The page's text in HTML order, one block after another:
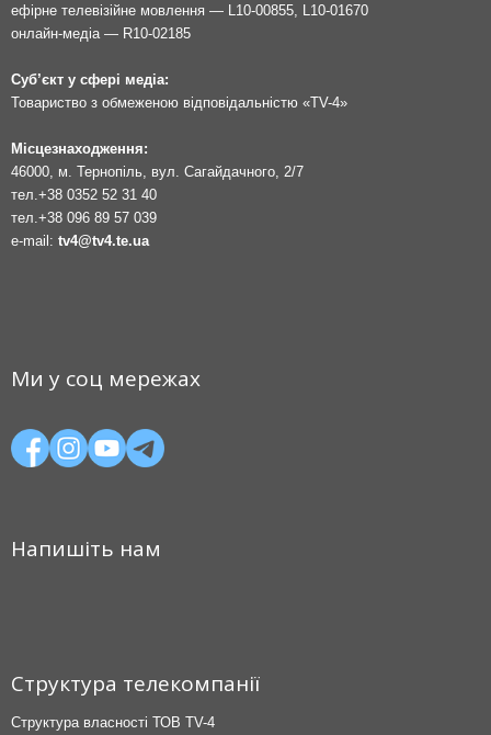
ефірне телевізійне мовлення — L10-00855, L10-01670
онлайн-медіа — R10-02185
Суб’єкт у сфері медіа:
Товариство з обмеженою відповідальністю «TV-4»
Місцезнаходження:
46000, м. Тернопіль, вул. Сагайдачного, 2/7
тел. +38 0352 52 31 40
тел. +38 096 89 57 039
e-mail: tv4@tv4.te.ua
Ми у соц мережах
Напишіть нам
Структура телекомпанії
Структура власності ТОВ TV-4